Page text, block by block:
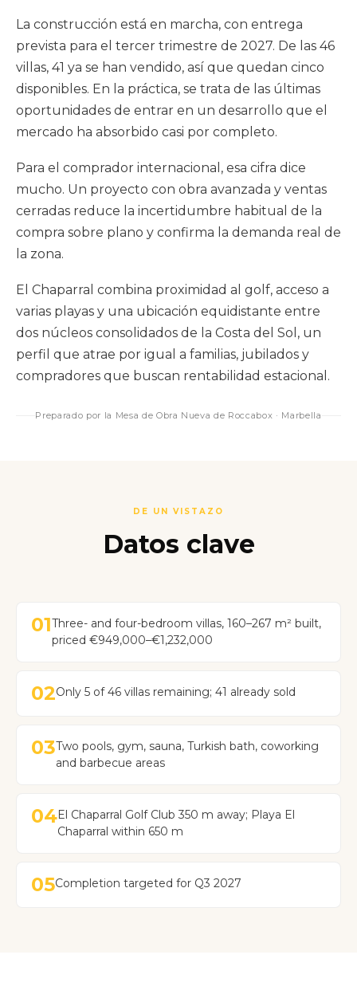
La construcción está en marcha, con entrega
prevista para el tercer trimestre de 2027. De las 46
villas, 41 ya se han vendido, así que quedan cinco
disponibles. En la práctica, se trata de las últimas
oportunidades de entrar en un desarrollo que el
mercado ha absorbido casi por completo.
Para el comprador internacional, esa cifra dice
mucho. Un proyecto con obra avanzada y ventas
cerradas reduce la incertidumbre habitual de la
compra sobre plano y confirma la demanda real de
la zona.
El Chaparral combina proximidad al golf, acceso a
varias playas y una ubicación equidistante entre
dos núcleos consolidados de la Costa del Sol, un
perfil que atrae por igual a familias, jubilados y
compradores que buscan rentabilidad estacional.
Preparado por la Mesa de Obra Nueva de Roccabox · Marbella
DE UN VISTAZO
Datos clave
01Three- and four-bedroom villas, 160–267 m² built,
priced €949,000–€1,232,000
02Only 5 of 46 villas remaining; 41 already sold
03Two pools, gym, sauna, Turkish bath, coworking
and barbecue areas
04El Chaparral Golf Club 350 m away; Playa El
Chaparral within 650 m
05Completion targeted for Q3 2027